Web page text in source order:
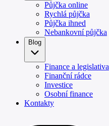
Půjčka online
Rychlá půjčka
Půjčka ihned
Nebankovní půjčka
Blog
Finance a legislativa
Finanční rádce
Investice
Osobní finance
Kontakty